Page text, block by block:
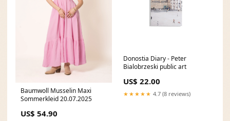
Baumwoll Musselin Maxi
Sommerkleid 20.07.2025
US$ 54.90
Donostia Diary - Peter
Bialobrzeski public art
US$ 22.00
★★★★★ 4.7 (8 reviews)